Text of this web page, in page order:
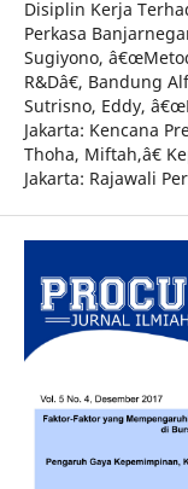
Disiplin Kerja
Perkasa
Sugiyono,
R&Dâ€, Bandung
Sutrisno, Eddy,
Jakarta: Kencana
Thoha, Miftah,â€
Jakarta: Rajawali